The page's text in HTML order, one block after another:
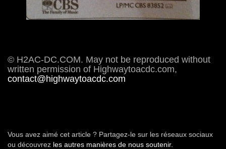
© H2AC-DC.COM. May not be reproduced without
written permission of Highwaytoacdc.com,
contact@highwaytoacdc.com
Vous avez aimé cet article ? Partagez-le sur les réseaux sociaux
ou découvrez les autres manières de nous soutenir.